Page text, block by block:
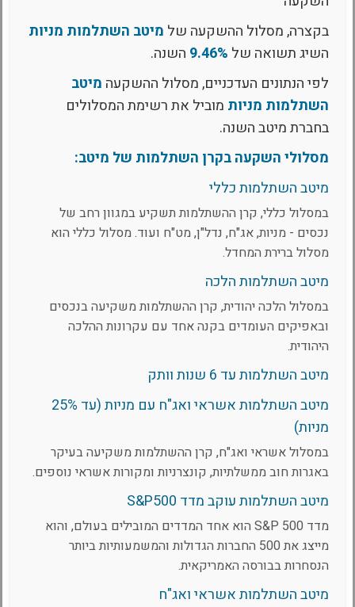
בקצרה, מסלול ההשקעה של מיטב השתלמות מניות
השיג תשואה של 9.46% השנה.
לפי הנתונים העדכניים, מסלול ההשקעה מיטב
השתלמות מניות מוביל את רשימת המסלולים
בחברת מיטב השנה.
מסלולי השקעה בקרן השתלמות של מיטב:
מיטב השתלמות כללי
במסלול כללי, קרן ההשתלמות תשקיע במגוון רחב של
נכסים - מניות, אג"ח, נדל"ן, מט"ח ועוד. מסלול כללי הוא
מסלול ברירת המחדל.
מיטב השתלמות הלכה
במסלול הלכה יהודית, קרן ההשתלמות משקיעה בנכסים
ובאפיקים העומדים בקנה אחד עם עקרונות ההלכה
היהודית.
מיטב השתלמות עד 6 שנות וותק
מיטב השתלמות אשראי ואג"ח עם מניות (עד 25%
מניות)
במסלול אשראי ואג"ח, קרן ההשתלמות משקיעה בעיקר
באגרות חוב ממשלתיות, קונצרניות ומקורות אשראי נוספים.
מיטב השתלמות עוקב מדד S&P500
מדד S&P 500 הוא אחד המדדים המובילים בעולם, והוא
מייצג את 500 החברות הגדולות והמשמעותיות ביותר
הנסחרות בבורסה האמריקאית.
מיטב השתלמות אשראי ואג"ח